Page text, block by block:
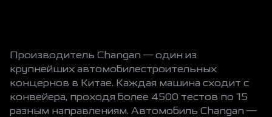
Производитель Changan — один из
крупнейших автомобилестроительных
концернов в Китае. Каждая машина сходит с
конвейера, проходя более 4500 тестов по 15
разным направлениям. Автомобиль Changan —